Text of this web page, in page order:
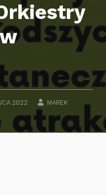
2022 MAREK